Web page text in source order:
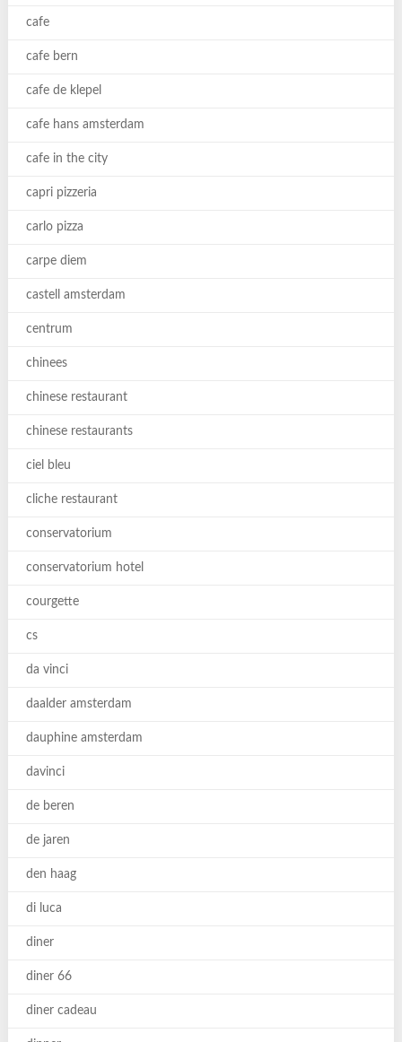
cafe
cafe bern
cafe de klepel
cafe hans amsterdam
cafe in the city
capri pizzeria
carlo pizza
carpe diem
castell amsterdam
centrum
chinees
chinese restaurant
chinese restaurants
ciel bleu
cliche restaurant
conservatorium
conservatorium hotel
courgette
cs
da vinci
daalder amsterdam
dauphine amsterdam
davinci
de beren
de jaren
den haag
di luca
diner
diner 66
diner cadeau